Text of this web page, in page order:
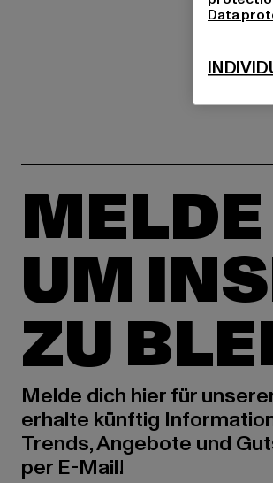
UM
ZU
Melde dich hier für
erhalte künftig
Trends, Angebote und
per E-Mail!
Data